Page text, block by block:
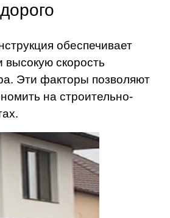
обеспечивает
высокую скорость
Эти факторы позволяют
на строительно-